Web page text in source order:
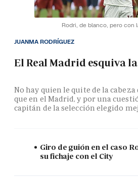
Rodri, de blanco, pero con
El Real Madrid esquiva
No hay quien le quite de la
que en el Madrid, y por una
capitán de la selección elegido
JUANMA RODRÍGUEZ
Giro de guión en el caso
su fichaje con el City